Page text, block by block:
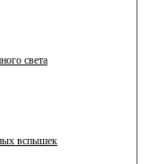
света
вспышек